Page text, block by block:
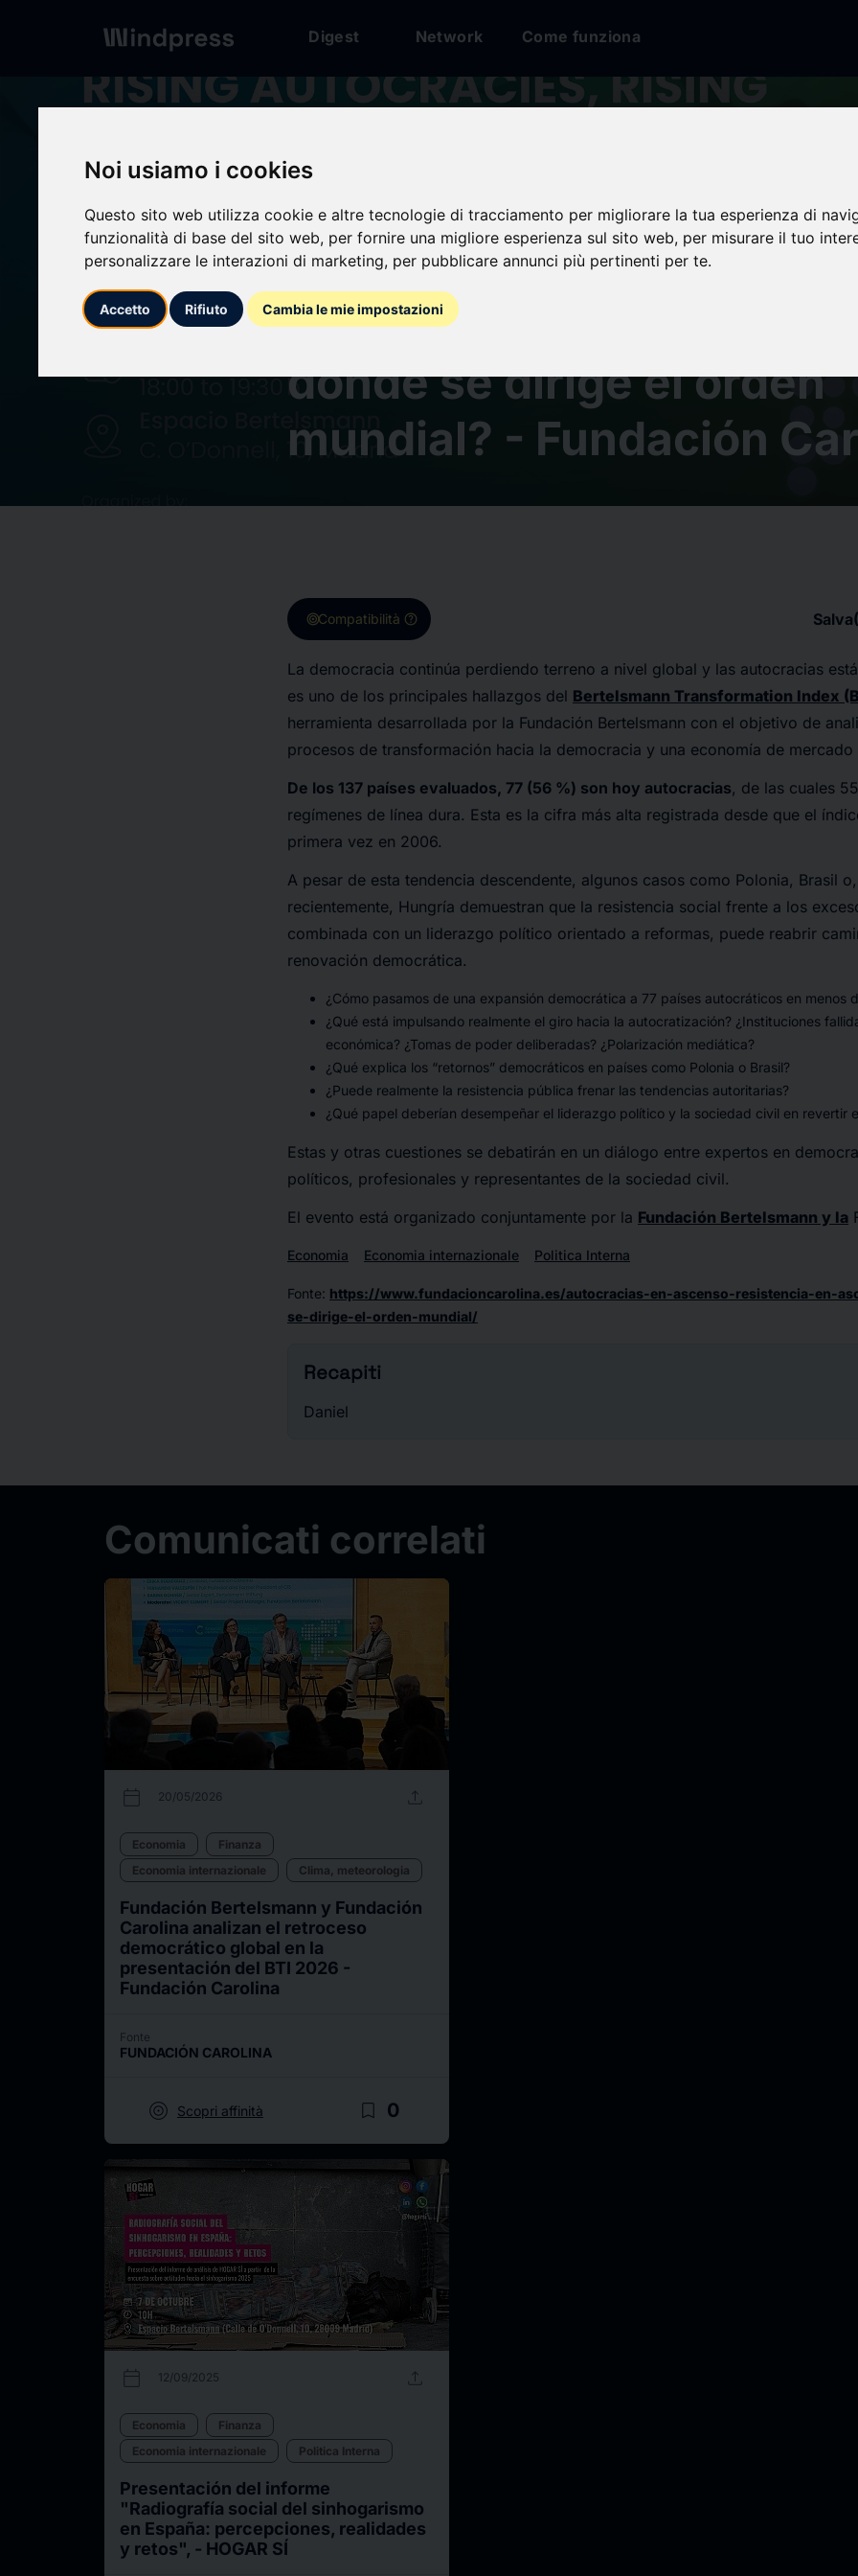
Noi usiamo i cookies
Questo sito web utilizza cookie e altre tecnologie di tracciamento per migliorare la tua esperienza di
funzionalità di base del sito web, per fornire una migliore esperienza sul sito web, per misurare il tuo
personalizzare le interazioni di marketing, per pubblicare annunci più pertinenti per te.
Accetto Rifiuto Cambia le mie impostazioni
Digest Network Come funziona
calendar_today 05/05/2026
Autocracias en ascenso,
resistencia en ascenso.
dónde se dirige el orden
mundial? - Fundación
targetCompatibilità help Salva
La democracia continúa perdiendo terreno a nivel global y las autocracias
es uno de los principales hallazgos del Bertelsmann Transformation Index
herramienta desarrollada por la Fundación Bertelsmann con el objetivo de
procesos de transformación hacia la democracia y una economía de
De los 137 países evaluados, 77 (56 %) son hoy autocracias, de las cuales
regímenes de línea dura. Esta es la cifra más alta registrada desde que el
primera vez en 2006.
A pesar de esta tendencia descendente, algunos casos como Polonia, Brasil
recientemente, Hungría demuestran que la resistencia social frente a los
combinada con un liderazgo político orientado a reformas, puede reabrir
renovación democrática.
¿Cómo pasamos de una expansión democrática a 77 países autocráticos en menos
¿Qué está impulsando realmente el giro hacia la autocratización? ¿Instituciones
económica? ¿Tomas de poder deliberadas? ¿Polarización mediática?
¿Qué explica los “retornos” democráticos en países como Polonia o Brasil?
¿Puede realmente la resistencia pública frenar las tendencias autoritarias?
¿Qué papel deberían desempeñar el liderazgo político y la sociedad civil en revertir
Estas y otras cuestiones se debatirán en un diálogo entre expertos en
políticos, profesionales y representantes de la sociedad civil.
El evento está organizado conjuntamente por la Fundación Bertelsmann y la
Economia Economia internazionale Politica Interna
Fonte: https://www.fundacioncarolina.es/autocracias-en-ascenso-resistencia-en-
se-dirige-el-orden-mundial/
Recapiti
Daniel
Comunicati correlati
calendar_today 20/05/2026 upload
Economia
Finanza
Economia internazionale
Clima, meteorologia
Fundación Bertelsmann y Fundación
Carolina analizan el retroceso
democrático global en la
presentación del BTI 2026 -
Fundación Carolina
Fonte
FUNDACIÓN CAROLINA
target Scopri affinità bookmark_border 0
calendar_today 12/09/2025 upload
Economia
Finanza
Economia internazionale
Politica Interna
Presentación del informe
"Radiografía social del sinhogarismo
en España: percepciones, realidades
y retos", - HOGAR SÍ